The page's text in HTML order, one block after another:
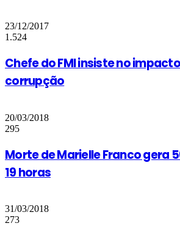
23/12/2017
1.524
Chefe do FMI insiste no
corrupção
20/03/2018
295
Morte de Marielle Franco gera
19 horas
31/03/2018
273